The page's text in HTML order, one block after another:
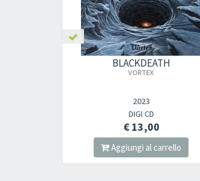
BLACKDEATH
VORTEX
2023
DIGI CD
€ 13,00
Aggiungi al carrello